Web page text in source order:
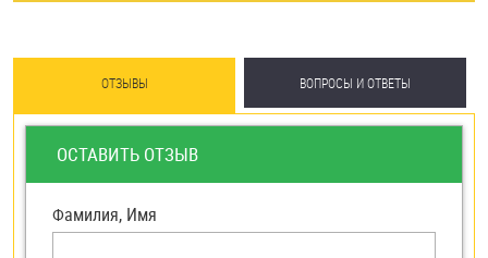
ОТЗЫВЫ ВОПРОСЫ И ОТВЕТЫ
ОСТАВИТЬ ОТЗЫВ
Фамилия, Имя